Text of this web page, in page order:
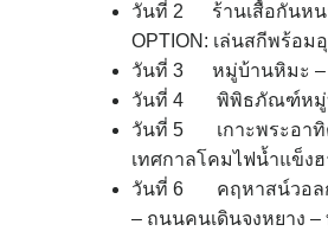
วันที่ 2 ร้านเสื้อกันหนา
OPTION: เล่นสกีพร้อ
วันที่ 3 หมู่บ้านหิมะ –
วันที่ 4 พิพิธภัณฑ์หมู่บ้า
วันที่ 5 เกาะพระอาทิต
เทศกาลโคมไฟน้ำแข็ง
วันที่ 6 คฤหาสน์วอลกา
– ถนนคนเดินจงหยาง